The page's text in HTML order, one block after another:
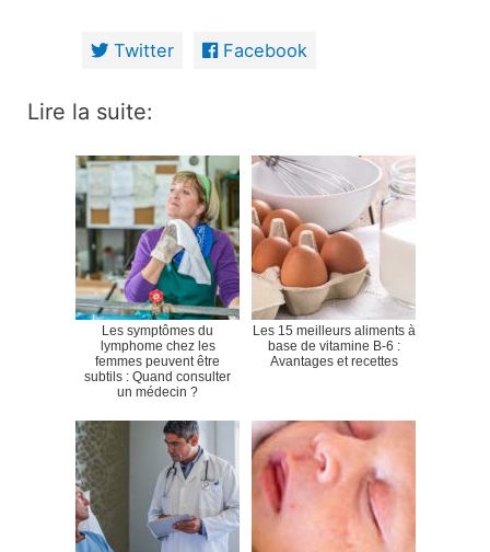
Twitter Facebook
Lire la suite:
Les symptômes du
lymphome chez les
femmes peuvent être
subtils : Quand consulter
un médecin ?
Les 15 meilleurs aliments à
base de vitamine B-6 :
Avantages et recettes